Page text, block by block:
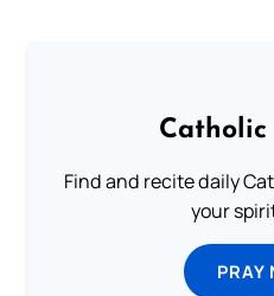
Catholic
Find and recite daily
your
PRAY